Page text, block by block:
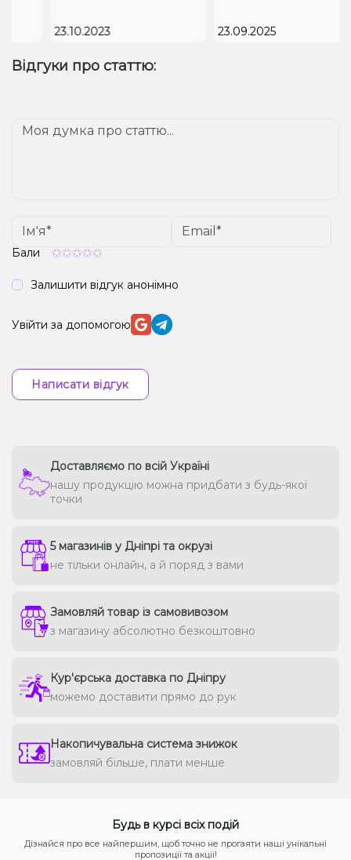
23.10.2023 23.09.2025
Відгуки про статтю:
Бали
Залишити відгук анонімно
Увійти за допомогою
Написати відгук
Доставляємо по всій Україні
нашу продукцію можна придбати з будь-якої
точки
5 магазинів у Дніпрі та окрузі
не тільки онлайн, а й поряд з вами
Замовляй товар із самовивозом
з магазину абсолютно безкоштовно
Кур'єрська доставка по Дніпру
можемо доставити прямо до рук
Накопичувальна система знижок
замовляй більше, плати менше
Будь в курсі всіх подій
Дізнайся про все найпершим, щоб точно не прогаяти наші унікальні
пропозиції та акції!